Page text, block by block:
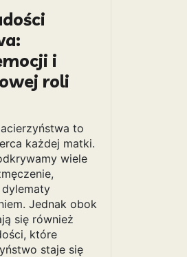
i
roli
to
każdej matki.
wiele
Jednak obok
się również
które
staje się